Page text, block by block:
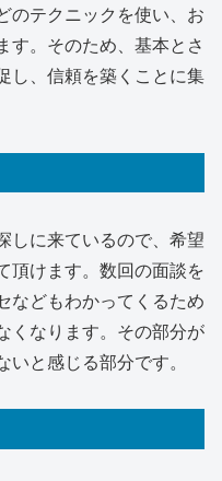
のテクニックを使い、お
す。そのため、基本とさ
し、信頼を築くことに集
しに来ているので、希望
頂けます。数回の面談を
などもわかってくるため
くなります。その部分が
と感じる部分です。